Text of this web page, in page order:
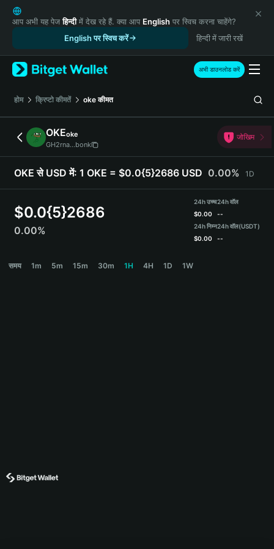
English
日本語
Русский
Español (Latinoamérica)
Türkçe
Italiano
Deutsch
简体中文
繁體中文
Português (Portugal)
हिन्दी
Español (Argentina)
आप अभी यह पेजहिन्दीमें देख रहे हैं. क्या आप English पर स्विच करना चाहेंगे?
English पर स्विच करें
हिन्दी में जारी रखें
अभी डाउनलोड करें
होम क्रिप्टो कीमतें oke कीमत
OKEoke
GH2rna...bonk
जोखिम
OKE से USD में: 1 OKE = $0.0{5}2686 USD 0.00% 1D
$0.0{5}2686
0.00%
24h उच्च
$0.00
24h निम्न
$0.00
24h वॉल
--
24h वॉल(USDT)
--
समय 1m 5m 15m 30m 1H 4H 1D 1W